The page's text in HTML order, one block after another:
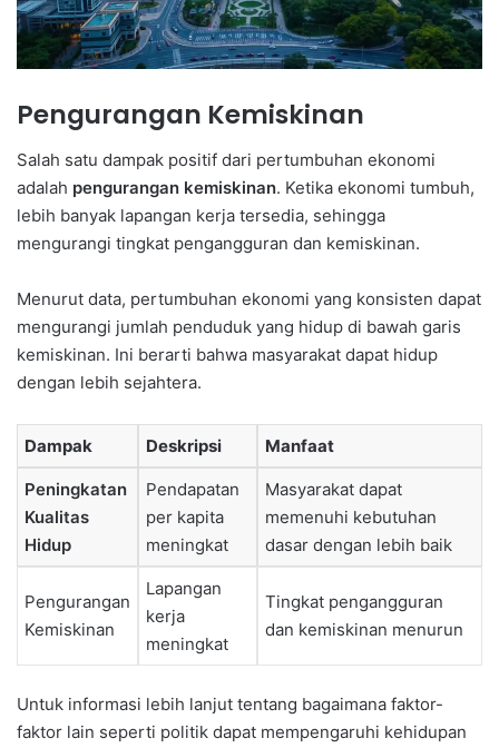
Pengurangan Kemiskinan
Salah satu dampak positif dari pertumbuhan ekonomi
adalah pengurangan kemiskinan. Ketika ekonomi tumbuh,
lebih banyak lapangan kerja tersedia, sehingga
mengurangi tingkat pengangguran dan kemiskinan.
Menurut data, pertumbuhan ekonomi yang konsisten dapat
mengurangi jumlah penduduk yang hidup di bawah garis
kemiskinan. Ini berarti bahwa masyarakat dapat hidup
dengan lebih sejahtera.
Dampak Deskripsi Manfaat
Peningkatan
Kualitas
Hidup
Pendapatan
per kapita
meningkat
Masyarakat dapat
memenuhi kebutuhan
dasar dengan lebih baik
Pengurangan
Kemiskinan
Lapangan
kerja
meningkat
Tingkat pengangguran
dan kemiskinan menurun
Untuk informasi lebih lanjut tentang bagaimana faktor-
faktor lain seperti politik dapat mempengaruhi kehidupan